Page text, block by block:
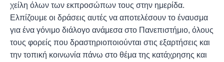
χείλη όλων των εκπροσώπων τους στην ημερίδα.
Ελπίζουμε οι δράσεις αυτές να αποτελέσουν το έναυσμα
για ένα γόνιμο διάλογο ανάμεσα στο Πανεπιστήμιο, όλους
τους φορείς που δραστηριοποιούνται στις εξαρτήσεις και
την τοπική κοινωνία πάνω στο θέμα της κατάχρησης και